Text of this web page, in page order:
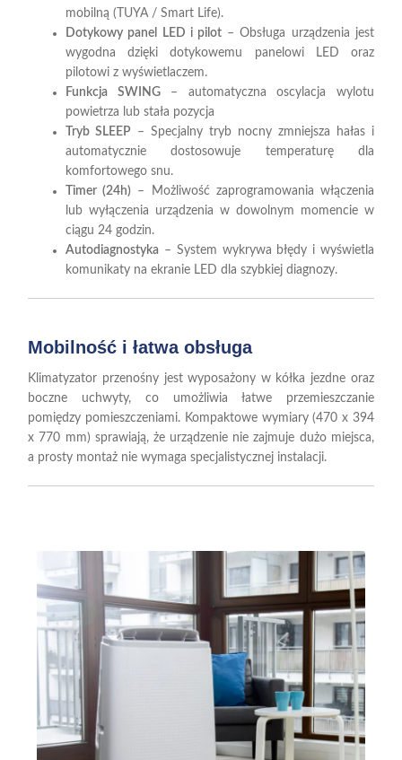
mobilną (TUYA / Smart Life).
Dotykowy panel LED i pilot – Obsługa urządzenia jest
wygodna dzięki dotykowemu panelowi LED oraz
pilotowi z wyświetlaczem.
Funkcja SWING– automatyczna oscylacja wylotu
powietrza lub stała pozycja
Tryb SLEEP – Specjalny tryb nocny zmniejsza hałas i
automatycznie dostosowuje temperaturę dla
komfortowego snu.
Timer (24h) – Możliwość zaprogramowania włączenia
lub wyłączenia urządzenia w dowolnym momencie w
ciągu 24 godzin.
Autodiagnostyka – System wykrywa błędy i wyświetla
komunikaty na ekranie LED dla szybkiej diagnozy.
Mobilność i łatwa obsługa
Klimatyzator przenośny jest wyposażony w kółka jezdne oraz
boczne uchwyty, co umożliwia łatwe przemieszczanie
pomiędzy pomieszczeniami. Kompaktowe wymiary (470 x 394
x 770 mm) sprawiają, że urządzenie nie zajmuje dużo miejsca,
a prosty montaż nie wymaga specjalistycznej instalacji.